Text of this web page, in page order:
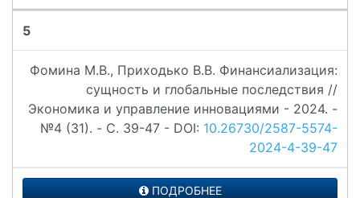
5
Фомина М.В., Приходько В.В. Финансиализация:
сущность и глобальные последствия //
Экономика и управление инновациями - 2024. -
№4 (31). - C. 39-47 - DOI: 10.26730/2587-5574-
2024-4-39-47
ПОДРОБНЕЕ